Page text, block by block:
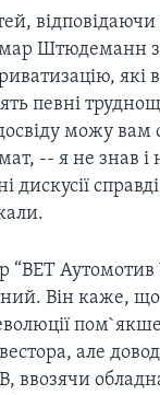
Штюдеманн
які
певні
можу вам
-- я не знав і
дискусії
“ВЕТ Аутомотив
Вiн каже, що
але
ввозячи